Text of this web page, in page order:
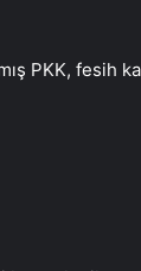
PKK, fesih